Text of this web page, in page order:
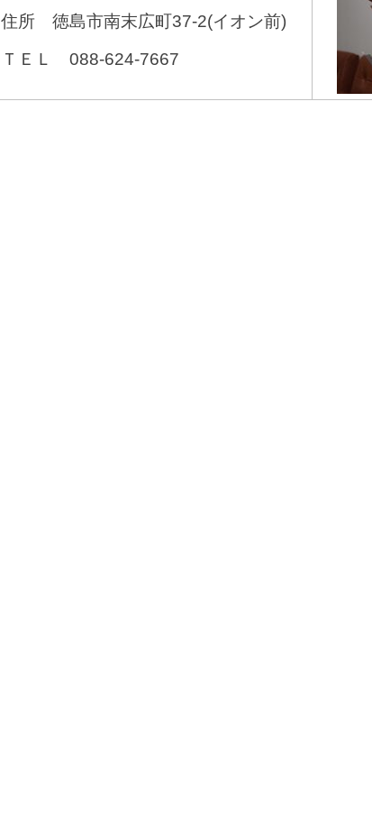
住所 徳島市南末広町37-2(イオン前)
ＴＥＬ 088-624-7667